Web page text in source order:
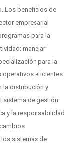
Los beneficios de
empresarial
para la
manejar
para la
operativos eficientes
la distribución y
sistema de gestión
y la responsabilidad
los sistemas de